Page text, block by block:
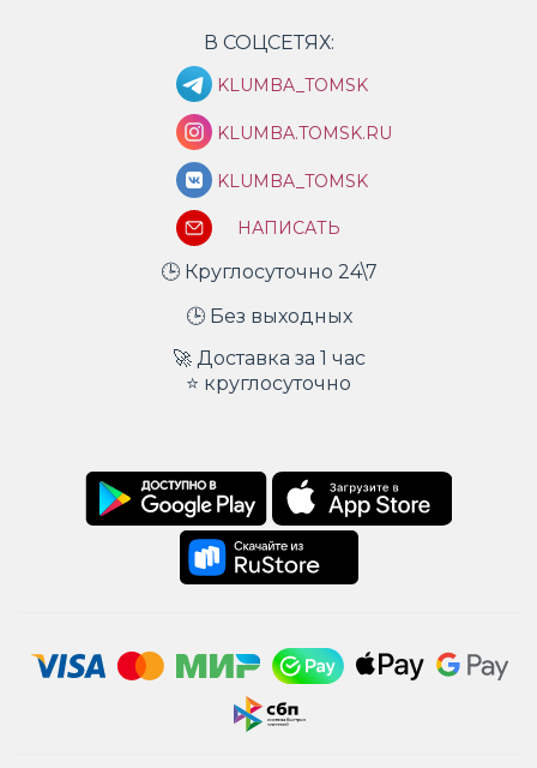
В СОЦСЕТЯХ:
KLUMBA_TOMSK
KLUMBA.TOMSK.RU
KLUMBA_TOMSK
НАПИСАТЬ
🕒 Круглосуточно 24\7
🕒 Без выходных
🚀 Доставка за 1 час
⭐ круглосуточно